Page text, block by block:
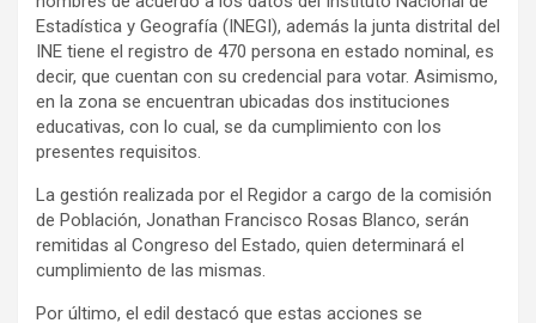
Estadística y Geografía (INEGI), además la junta distrital del
INE tiene el registro de 470 persona en estado nominal, es
decir, que cuentan con su credencial para votar. Asimismo,
en la zona se encuentran ubicadas dos instituciones
educativas, con lo cual, se da cumplimiento con los
presentes requisitos.
La gestión realizada por el Regidor a cargo de la comisión
de Población, Jonathan Francisco Rosas Blanco, serán
remitidas al Congreso del Estado, quien determinará el
cumplimiento de las mismas.
Por último, el edil destacó que estas acciones se